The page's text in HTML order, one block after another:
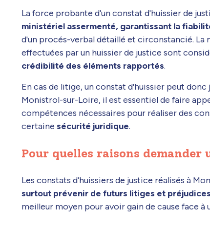
La force probante d'un constat d'huissier de
ministériel assermenté, garantissant la
d'un procés-verbal détaillé et circonstancié.
effectuées par un huissier de justice sont
crédibilité des éléments rapportés.
En cas de litige, un constat d'huissier peut
Monistrol-sur-Loire, il est essentiel de faire
compétences nécessaires pour réaliser des
certaine sécurité juridique.
Pour quelles raisons
Les constats d'huissiers de justice réalisés à
surtout prévenir de futurs litiges et
meilleur moyen pour avoir gain de cause face à